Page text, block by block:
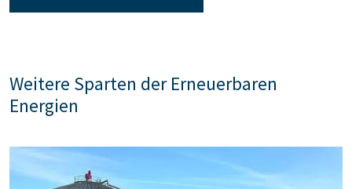
Weitere Sparten der Erneuerbaren
Energien